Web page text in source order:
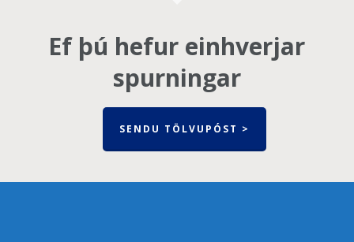
Ef þú hefur einhverjar
spurningar
SENDU TÖLVUPÓST >